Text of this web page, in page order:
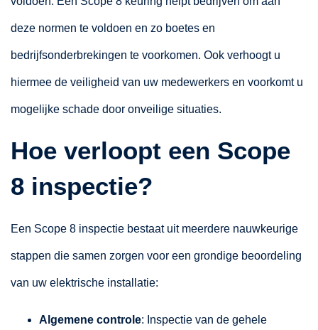
deze normen te voldoen en zo boetes en
bedrijfsonderbrekingen te voorkomen. Ook verhoogt u
hiermee de veiligheid van uw medewerkers en voorkomt u
mogelijke schade door onveilige situaties.
Hoe verloopt een Scope
8 inspectie?
Een Scope 8 inspectie bestaat uit meerdere nauwkeurige
stappen die samen zorgen voor een grondige beoordeling
van uw elektrische installatie:
Algemene controle: Inspectie van de gehele